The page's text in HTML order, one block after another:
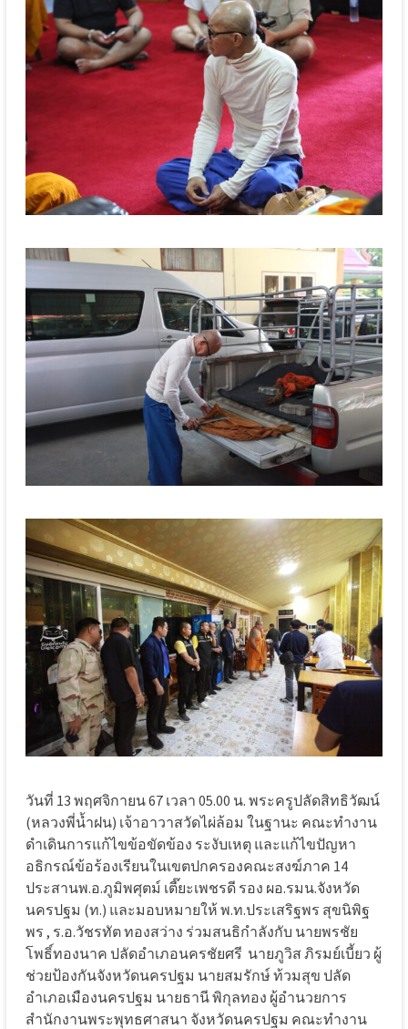
วันที่ 13 พฤศจิกายน 67 เวลา 05.00 น. พระครูปลัดสิทธิวัฒน์
(หลวงพี่น้ำฝน) เจ้าอาวาสวัดไผ่ล้อม ในฐานะ คณะทำงาน
ดำเดินการแก้ไขข้อขัดข้อง ระงับเหตุ และแก้ไขปัญหา
อธิกรณ์ข้อร้องเรียนในเขตปกครองคณะสงฆ์ภาค 14
ประสานพ.อ.ภูมิพศุตม์ เตี๊ยะเพชรดี รอง ผอ.รมน.จังหวัด
นครปฐม (ท.) และมอบหมายให้ พ.ท.ประเสริฐพร สุขนิพิฐ
พร , ร.อ.วัชรทัต ทองสว่าง ร่วมสนธิกำลังกับ นายพรชัย
โพธิ์ทองนาค ปลัดอำเภอนครชัยศรี นายภูวิส ภิรมย์เบี้ยว ผู้
ช่วยป้องกันจังหวัดนครปฐม นายสมรักษ์ ท้วมสุข ปลัด
อำเภอเมืองนครปฐม นายธานี พิกุลทอง ผู้อำนวยการ
สำนักงานพระพุทธศาสนา จังหวัดนครปฐม คณะทำงาน